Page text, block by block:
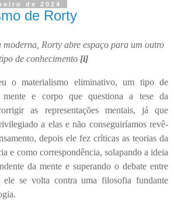
de 2024
de Rorty
Rorty abre espaço para um outro
de conhecimento [i]
o materialismo eliminativo, um tipo de
mente e corpo que questiona a tese da
as representações mentais, já que
a elas e não conseguiríamos revê-
depois ele fez críticas as teorias da
e como correspondência, solapando a ideia
da mente e superando o debate entre
ele se volta contra uma filosofia fundante